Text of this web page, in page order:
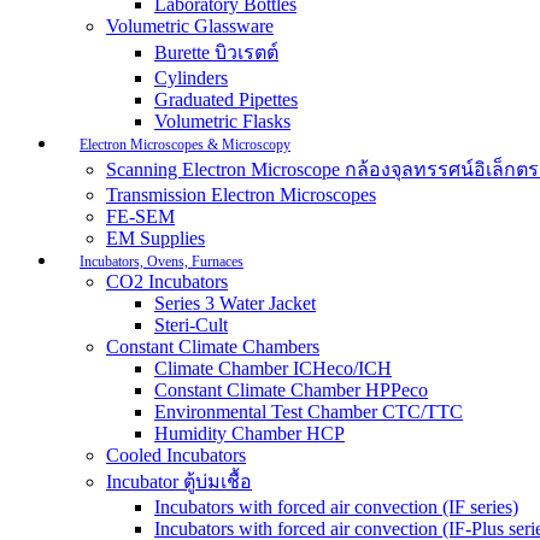
Laboratory Bottles
Volumetric Glassware
Burette บิวเรตต์
Cylinders
Graduated Pipettes
Volumetric Flasks
Electron Microscopes & Microscopy
Scanning Electron Microscope กล้องจุลทรรศน์อิเล็ก
Transmission Electron Microscopes
FE-SEM
EM Supplies
Incubators, Ovens, Furnaces
CO2 Incubators
Series 3 Water Jacket
Steri-Cult
Constant Climate Chambers
Climate Chamber ICHeco/ICH
Constant Climate Chamber HPPeco
Environmental Test Chamber CTC/TTC
Humidity Chamber HCP
Cooled Incubators
Incubator ตู้บ่มเชื้อ
Incubators with forced air convection (IF series)
Incubators with forced air convection (IF-Plus